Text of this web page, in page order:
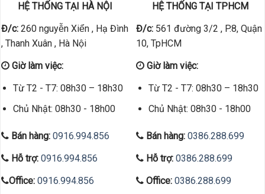
HỆ THỐNG TẠI HÀ NỘI
Đ/c:260 nguyễn Xiển , Hạ Đình
, Thanh Xuân , Hà Nội
Giờ làm việc:
Từ T2 - T7: 08h30 – 18h30
Chủ Nhật: 08h30 - 18h00
Bán hàng: 0916.994.856
Hỗ trợ: 0916.994.856
Office: 0916.994.856
HỆ THỐNG TẠI TPHCM
Đ/c:561 đường 3/2 , P.8, Quận
10, TpHCM
Giờ làm việc:
Từ T2 - T7: 08h30 – 18h30
Chủ Nhật: 08h30 - 18h00
Bán hàng: 0386.288.699
Hỗ trợ: 0386.288.699
Office: 0386.288.699